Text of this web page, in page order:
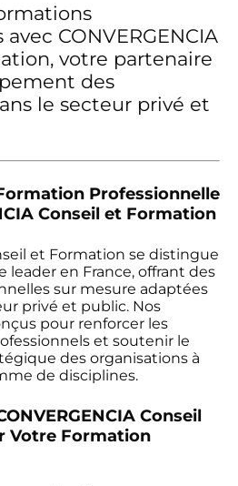
CONVERGENCIA
votre partenaire
des
le secteur privé et
Professionnelle
Conseil et Formation
et Formation se distingue
leader en France, offrant des
sur mesure adaptées
privé et public. Nos
pour renforcer les
et soutenir le
des organisations à
de disciplines.
Conseil
Votre Formation